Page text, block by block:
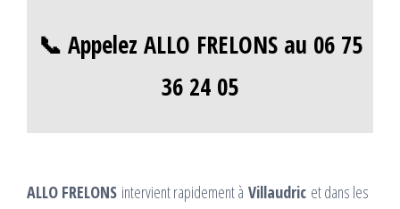
📞 Appelez ALLO FRELONS au 06 75
36 24 05
ALLO FRELONS intervient rapidement à Villaudric et dans les